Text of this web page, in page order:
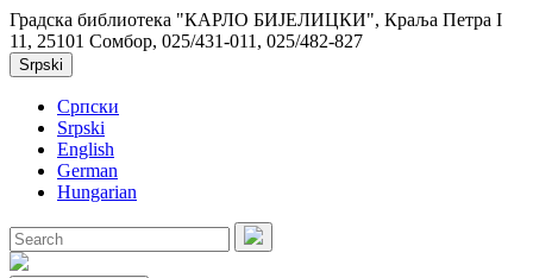
Градска библиотека "КАРЛО БИЈЕЛИЦКИ", Краља Петра I
11, 25101 Сомбор, 025/431-011, 025/482-827
Srpski
Српски
Srpski
English
German
Hungarian